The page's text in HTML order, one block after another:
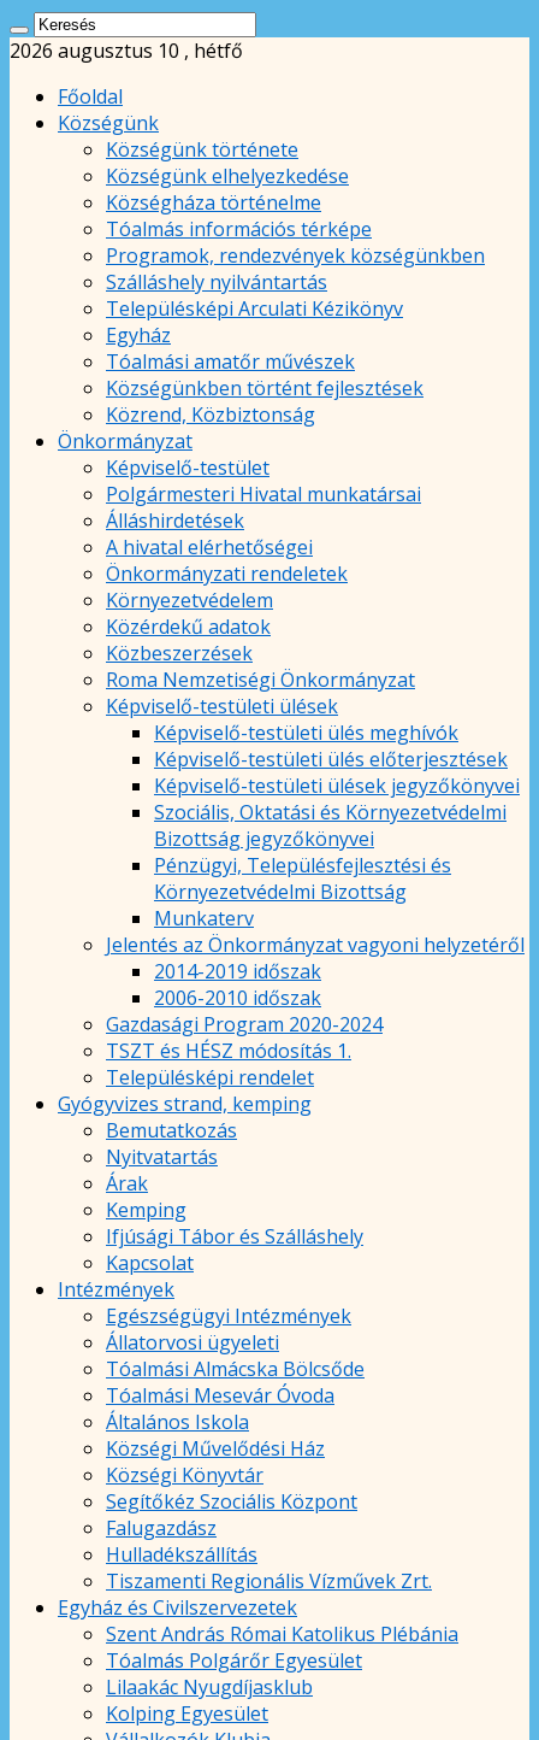
2026 augusztus 10 , hétfő
Főoldal
Községünk
Községünk története
Községünk elhelyezkedése
Községháza történelme
Tóalmás információs térképe
Programok, rendezvények községünkben
Szálláshely nyilvántartás
Településképi Arculati Kézikönyv
Egyház
Tóalmási amatőr művészek
Községünkben történt fejlesztések
Közrend, Közbiztonság
Önkormányzat
Képviselő-testület
Polgármesteri Hivatal munkatársai
Álláshirdetések
A hivatal elérhetőségei
Önkormányzati rendeletek
Környezetvédelem
Közérdekű adatok
Közbeszerzések
Roma Nemzetiségi Önkormányzat
Képviselő-testületi ülések
Képviselő-testületi ülés meghívók
Képviselő-testületi ülés előterjesztések
Képviselő-testületi ülések jegyzőkönyvei
Szociális, Oktatási és Környezetvédelmi
Bizottság jegyzőkönyvei
Pénzügyi, Településfejlesztési és
Környezetvédelmi Bizottság
Munkaterv
Jelentés az Önkormányzat vagyoni helyzetéről
2014-2019 időszak
2006-2010 időszak
Gazdasági Program 2020-2024
TSZT és HÉSZ módosítás 1.
Településképi rendelet
Gyógyvizes strand, kemping
Bemutatkozás
Nyitvatartás
Árak
Kemping
Ifjúsági Tábor és Szálláshely
Kapcsolat
Intézmények
Egészségügyi Intézmények
Állatorvosi ügyeleti
Tóalmási Almácska Bölcsőde
Tóalmási Mesevár Óvoda
Általános Iskola
Községi Művelődési Ház
Községi Könyvtár
Segítőkéz Szociális Központ
Falugazdász
Hulladékszállítás
Tiszamenti Regionális Vízművek Zrt.
Egyház és Civilszervezetek
Szent András Római Katolikus Plébánia
Tóalmás Polgárőr Egyesület
Lilaakác Nyugdíjasklub
Kolping Egyesület